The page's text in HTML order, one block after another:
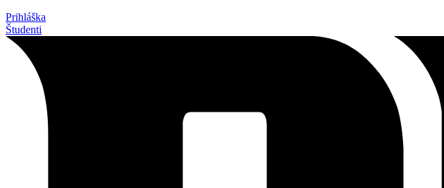
Prihláška
Študenti